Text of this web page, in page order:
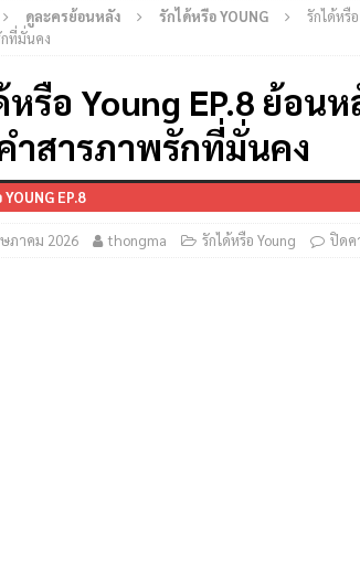
ดูละครย้อนหลัง รักได้หรือ YOUNG
รักได้หรื
ที่มั่นคง
หรือ Young EP.8 ย้อ
ำสารภาพรักที่มั่นคง
EP.8
ภาคม 2026 thongma รักได้หรือ Young ปิดค